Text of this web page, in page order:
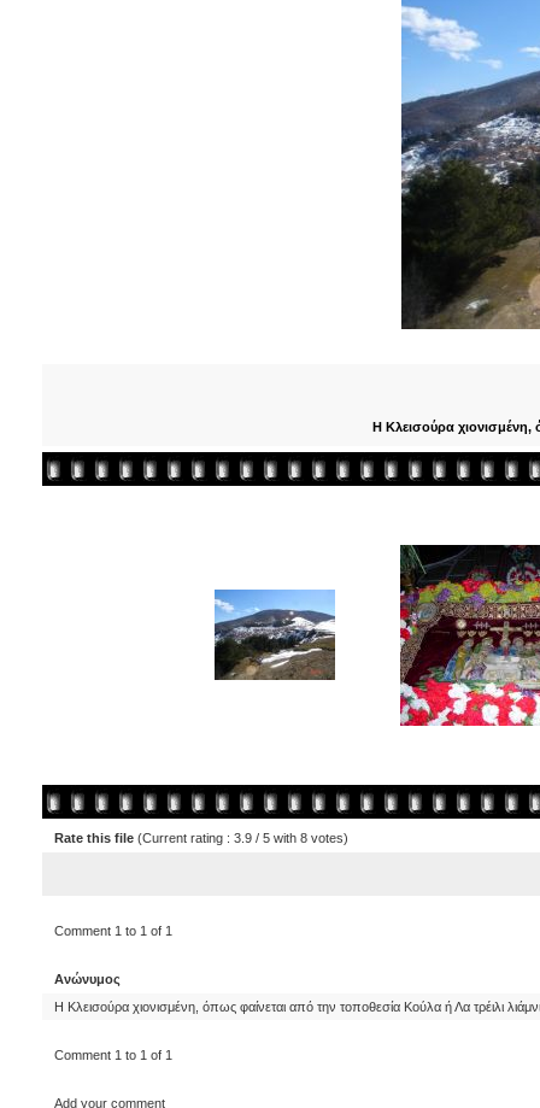
Η Κλεισούρα χιονισμένη,
Rate this file (Current rating : 3.9 / 5 with 8 votes)
Comment 1 to 1 of 1
Ανώνυμος
Η Κλεισούρα χιονισμένη, όπως φαίνεται από την τοποθεσία Κούλα ή Λα τρέιλι λιάμνι
Comment 1 to 1 of 1
Add your comment